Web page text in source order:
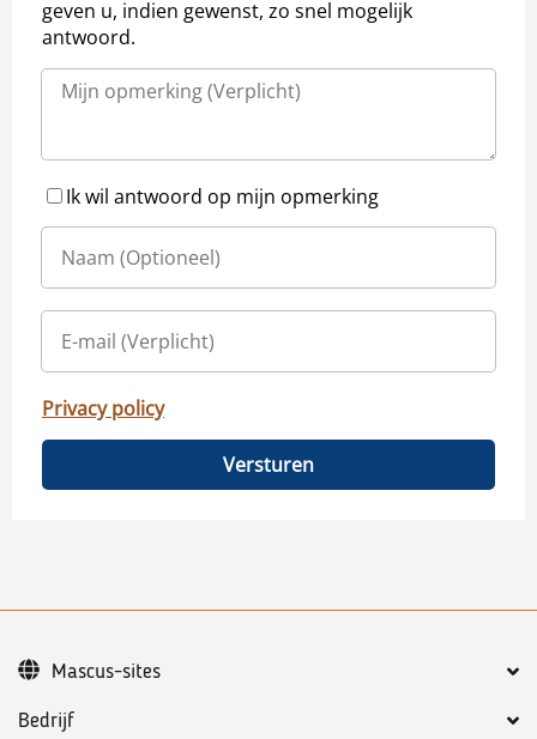
geven u, indien gewenst, zo snel mogelijk
antwoord.
Ik wil antwoord op mijn opmerking
Privacy policy
Versturen
Bedrijf
Mascus-sites